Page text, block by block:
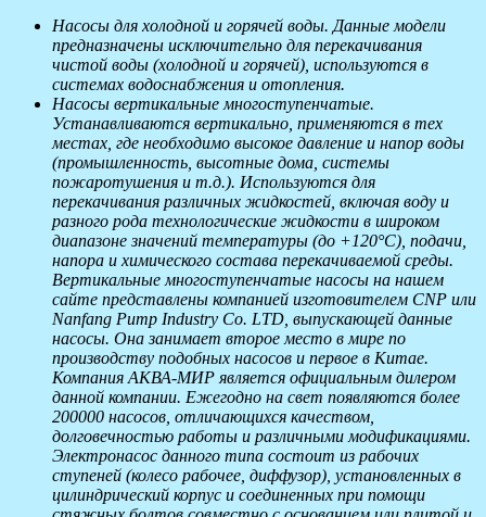
Насосы для холодной и горячей воды. Данные модели
предназначены исключительно для перекачивания
чистой воды (холодной и горячей), используются в
системах водоснабжения и отопления.
Насосы вертикальные многоступенчатые.
Устанавливаются вертикально, применяются в тех
местах, где необходимо высокое давление и напор воды
(промышленность, высотные дома, системы
пожаротушения и т.д.). Используются для
перекачивания различных жидкостей, включая воду и
разного рода технологические жидкости в широком
диапазоне значений температуры (до +120°C), подачи,
напора и химического состава перекачиваемой среды.
Вертикальные многоступенчатые насосы на нашем
сайте представлены компанией изготовителем CNP или
Nanfang Pump Industry Co. LTD, выпускающей данные
насосы. Она занимает второе место в мире по
производству подобных насосов и первое в Китае.
Компания АКВА-МИР является официальным дилером
данной компании. Ежегодно на свет появляются более
200000 насосов, отличающихся качеством,
долговечностью работы и различными модификациями.
Электронасос данного типа состоит из рабочих
ступеней (колесо рабочее, диффузор), установленных в
цилиндрический корпус и соединенных при помощи